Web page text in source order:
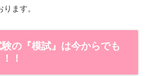
ます。
の『模試』は今からでも
！